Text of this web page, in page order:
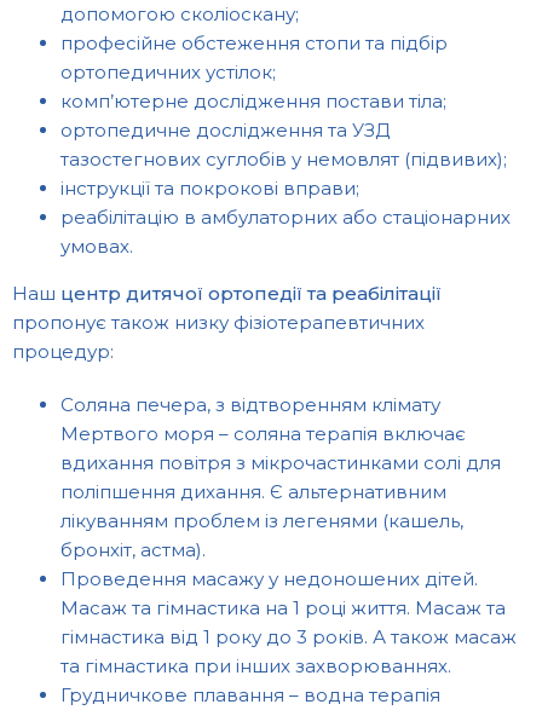
допомогою cколіоскану;
професійне обстеження стопи та підбір
ортопедичних устілок;
комп’ютерне дослідження постави тіла;
ортопедичне дослідження та УЗД
тазостегнових суглобів у немовлят (підвивих);
інструкції та покрокові вправи;
реабілітацію в амбулаторних або стаціонарних
умовах.
Наш центр дитячої ортопедії та реабілітації
пропонує також низку фізіотерапевтичних
процедур:
Соляна печера, з відтворенням клімату
Мертвого моря – соляна терапія включає
вдихання повітря з мікрочастинками солі для
поліпшення дихання. Є альтернативним
лікуванням проблем із легенями (кашель,
бронхіт, астма).
Проведення масажу у недоношених дітей.
Масаж та гімнастика на 1 році життя. Масаж та
гімнастика від 1 року до 3 років. А також масаж
та гімнастика при інших захворюваннях.
Грудничкове плавання – водна терапія